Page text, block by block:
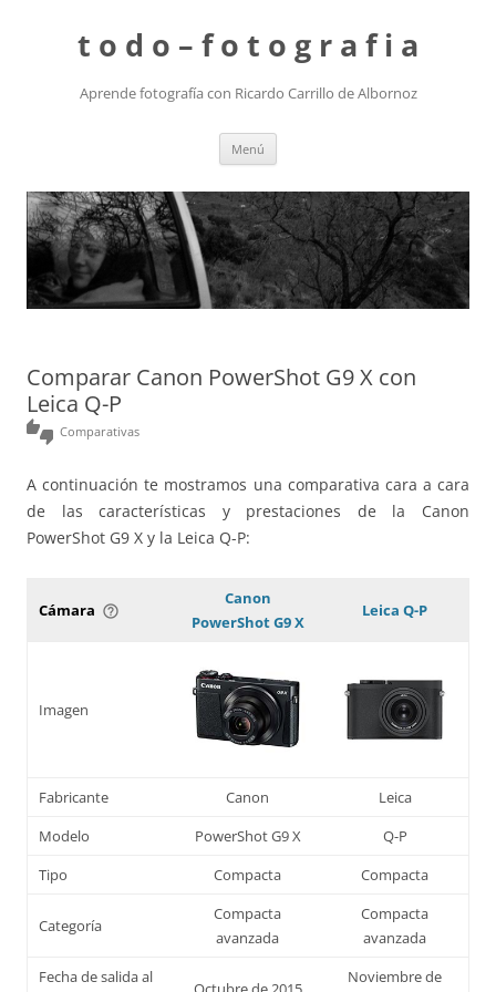
t o d o – f o t o g r a f i a
Aprende fotografía con Ricardo Carrillo de Albornoz
Menú
Comparar Canon PowerShot G9 X con
Leica Q-P
thumbs_up_down Comparativas
A continuación te mostramos una comparativa cara a cara
de las características y prestaciones de la Canon
PowerShot G9 X y la Leica Q-P:
Cámara help_outline
Canon
PowerShot G9 X
Leica Q-P
Imagen
Fabricante Canon
Leica
Modelo
PowerShot G9 X
Q-P
Tipo
Compacta Compacta
Categoría
Compacta
avanzada
Compacta
avanzada
Fecha de salida al
Noviembre de